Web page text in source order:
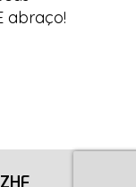
abraço!
ZHF